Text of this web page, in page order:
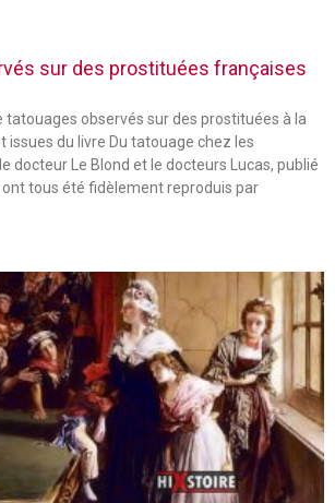
sur des prostituées françaises
tatouages observés sur des prostituées à la
issues du livre Du tatouage chez les
docteur Le Blond et le docteurs Lucas, publié
ont tous été fidèlement reproduis par